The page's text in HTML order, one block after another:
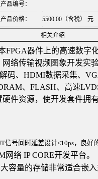
产品编号：
产品价格： 5500.00（含税） 元
相关介绍
FPGA器件上的高速数字
络传输视频图象开发实
码、 HDMI数据采集、
、 FLASH、高速
件资源，使开发套件拥
信号间时延差设计<10ps，良好
网络 IP CORE开发平台。
容量的存储非常适合嵌